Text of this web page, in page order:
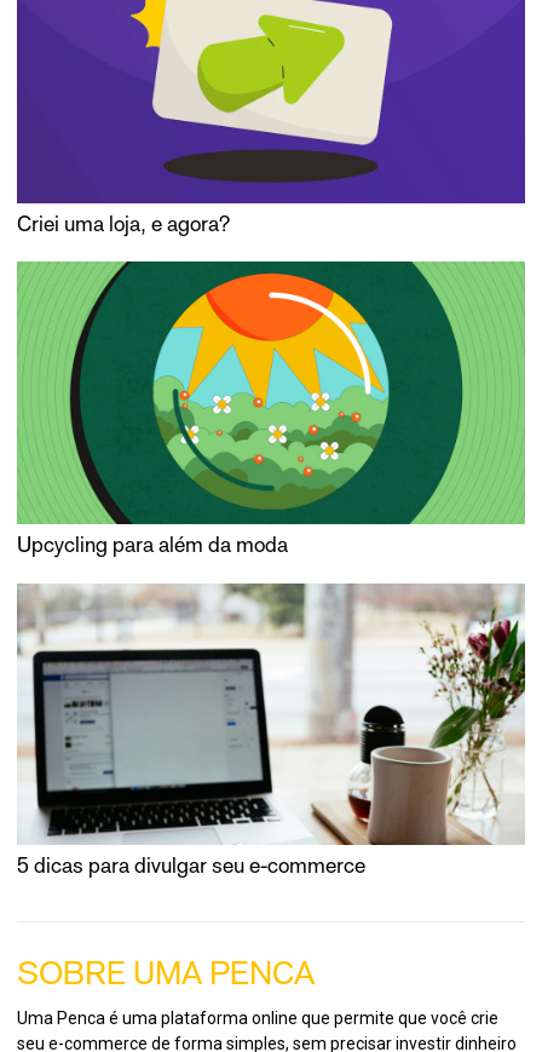
Criei uma loja, e agora?
Upcycling para além da moda
5 dicas para divulgar seu e-commerce
SOBRE UMA PENCA
Uma Penca é uma plataforma online que permite que você crie
seu e-commerce de forma simples, sem precisar investir dinheiro